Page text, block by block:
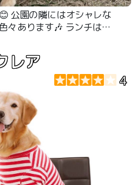
公園の隣にはオシャレな
々あります🎶 ランチはテ
レア
4